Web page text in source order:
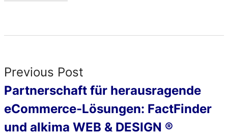
Previous Post
Partnerschaft für herausragende
eCommerce-Lösungen: FactFinder
und alkima WEB & DESIGN ®